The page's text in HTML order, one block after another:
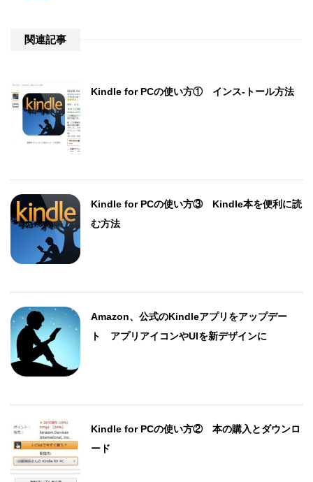
関連記事
Kindle for PCの使い方① インス-トール方法
Kindle for PCの使い方③ Kindle本を便利に読
む方法
Amazon、公式のKindleアプリをアップデー
ト アプリアイコンやUIを新デザインに
Kindle for PCの使い方② 本の購入とダウンロ
ード